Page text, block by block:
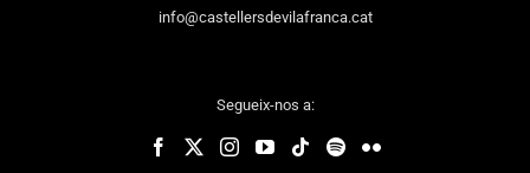
info@castellersdevilafranca.cat
Segueix-nos a: